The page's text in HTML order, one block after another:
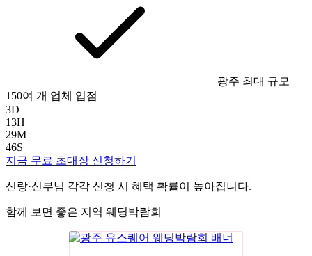
광주 최대 규모
150여 개 업체 입점
3D
13H
29M
45S
지금 무료 초대장 신청하기
신랑·신부님 각각 신청 시 혜택 확률이 높아집니다.
함께 보면 좋은 지역 웨딩박람회